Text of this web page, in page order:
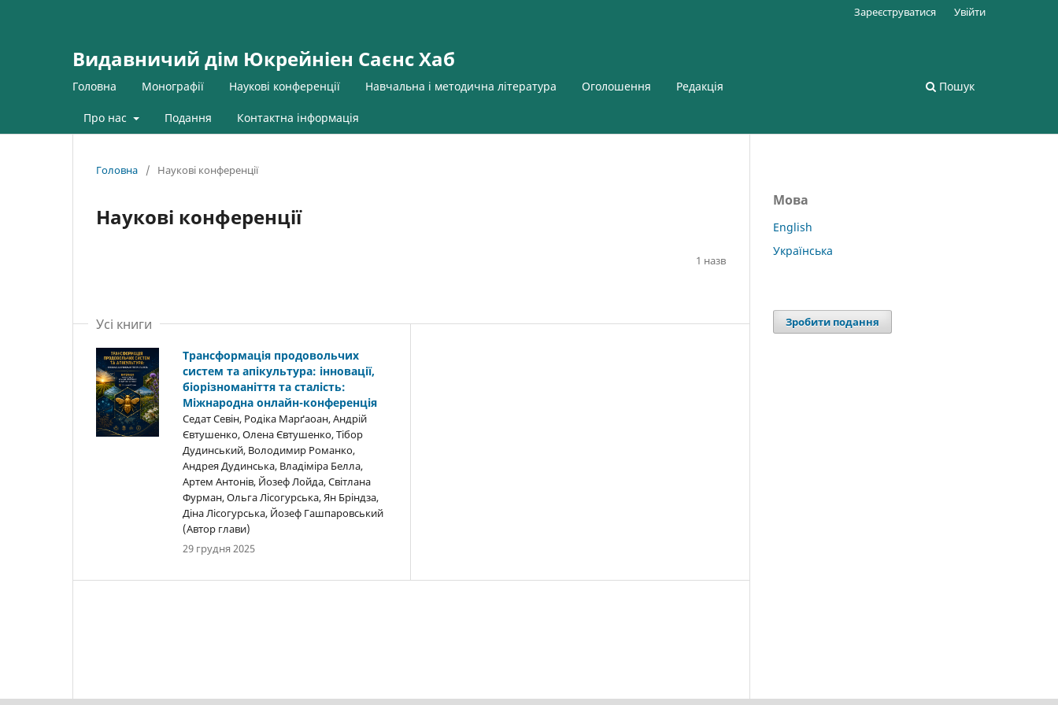
Видавничий дім Юкрейніен Саєнс Хаб
Головна Монографії Наукові конференції Навчальна і методична література Оголошення Редакція
Про нас Подання Контактна інформація
Пошук
Зареєструватися Увійти
Головна / Наукові конференції
Наукові конференції
1 назв
Усі книги
Трансформація продовольчих
систем та апікультура: інновації,
біорізноманіття та сталість:
Міжнародна онлайн-конференція
Седат Севін, Родіка Марґаоан, Андрій
Євтушенко, Олена Євтушенко, Тібор
Дудинський, Володимир Романко,
Андрея Дудинська, Владіміра Белла,
Артем Антонів, Йозеф Лойда, Світлана
Фурман, Ольга Лісогурська, Ян Бріндза,
Діна Лісогурська, Йозеф Гашпаровський
(Автор глави)
29 грудня 2025
Мова
English
Українська
Зробити подання